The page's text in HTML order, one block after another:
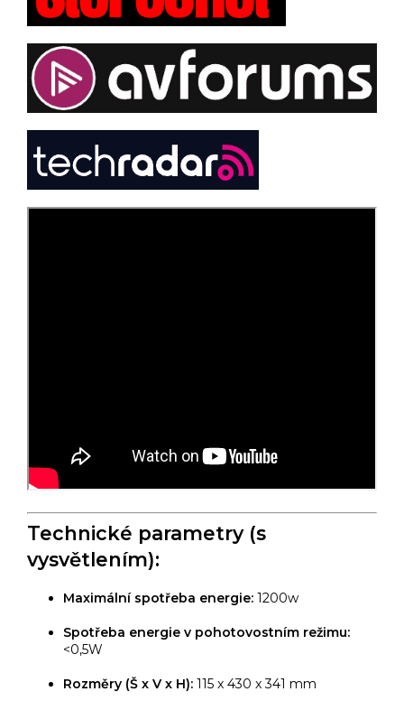
Technické parametry (s
vysvětlením):
Maximální spotřeba energie: 1200w
Spotřeba energie v pohotovostním režimu:
<0,5W
Rozměry (Š x V x H): 115 x 430 x 341 mm